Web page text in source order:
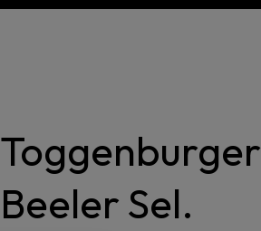
Toggenburger
Beeler Sel.